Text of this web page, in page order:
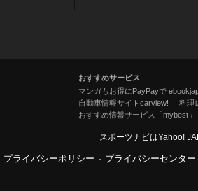
おすすめサービス
マンガもお得にPayPayで
自動車情報サイトcarview!
料理
おすすめ情報サービス「mybest」
スポーツナビはYahoo!
プライバシーポリシー - プライバシーセンター